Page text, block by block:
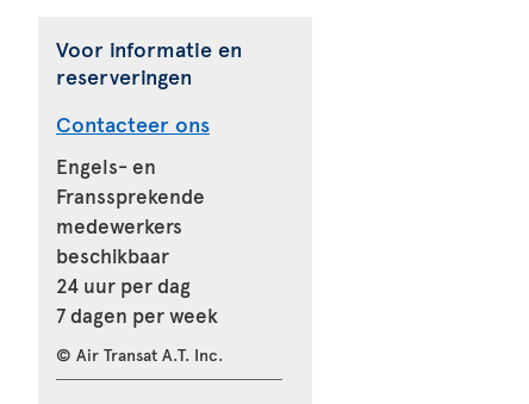
Voor informatie en
reserveringen
Contacteer ons
Engels- en
Franssprekende
medewerkers
beschikbaar
24 uur per dag
7 dagen per week
© Air Transat A.T. Inc.